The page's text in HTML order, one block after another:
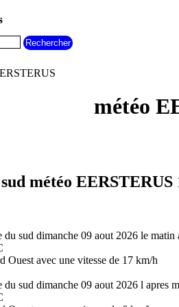
météo
météo EERSTERUS
sud dimanche 09 aout 2026 le matin
Ouest avec une vitesse de 17 km/h
sud dimanche 09 aout 2026 l apres